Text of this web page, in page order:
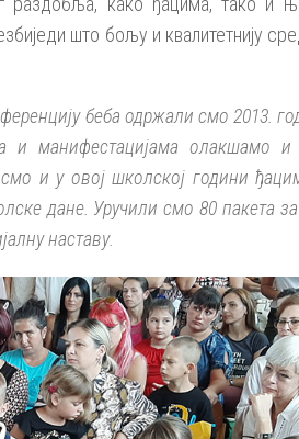
што бољу и квалитетнију
беба одржали смо 2013.
и манифестацијама олакшамо
и у овој школској години
дане. Уручили смо 80 пакета за
наставу.